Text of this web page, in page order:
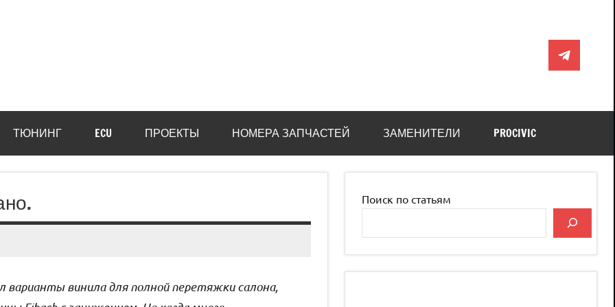
Telegram
ТЮНИНГ ECU ПРОЕКТЫ НОМЕРА ЗАПЧАСТЕЙ ЗАМЕНИТЕЛИ PROCIVIC
винила для полной перетяжки салона,
Поиск по статьям